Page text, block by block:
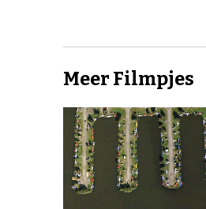
Meer Filmpjes